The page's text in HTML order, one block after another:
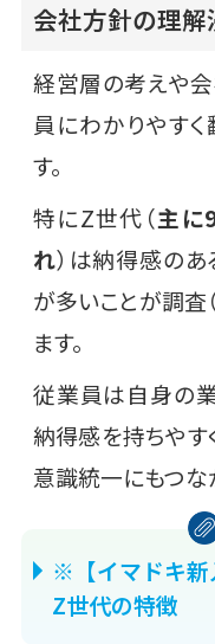
会社方針の理解
経営層の考えや
員にわかりやす
す。
特にZ世代（主に
れ）は納得感の
が多いことが調査
ます。
従業員は自身の
納得感を持ちやす
意識統一にもつな
※【イマドキ
Z世代の特徴